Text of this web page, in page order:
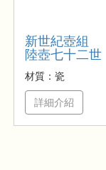
新世紀壺組
陸壺七十二世
材質：瓷
詳細介紹